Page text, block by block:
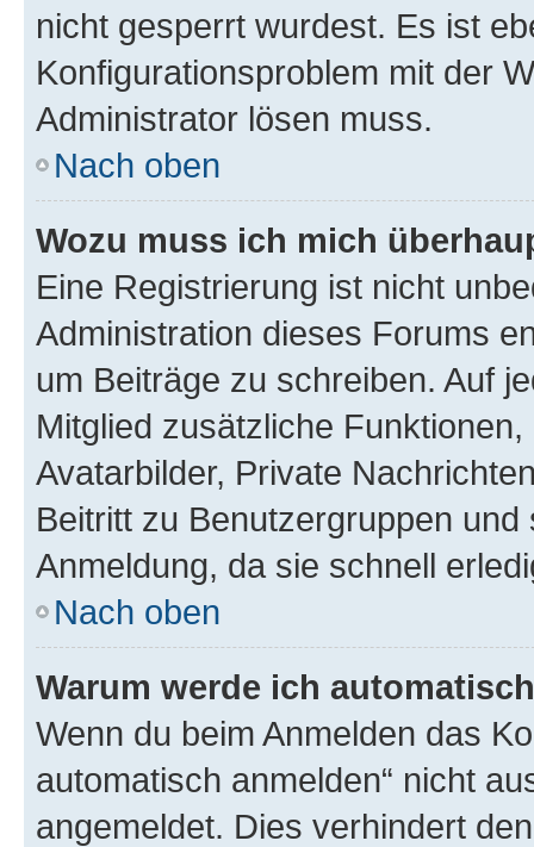
nicht gesperrt wurdest. Es ist
Konfigurationsproblem mit der
Administrator lösen muss.
Nach oben
Wozu muss ich mich
Eine Registrierung ist nicht
Administration dieses Forums
um Beiträge zu schreiben. Auf
Mitglied zusätzliche
Avatarbilder, Private
Beitritt zu Benutzergruppen
Anmeldung, da sie schnell
Nach oben
Warum werde ich
Wenn du beim Anmelden das
automatisch anmelden“ nicht
angemeldet. Dies verhindert